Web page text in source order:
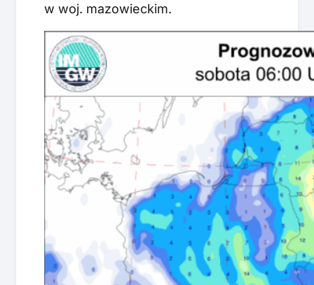
w woj. mazowieckim.